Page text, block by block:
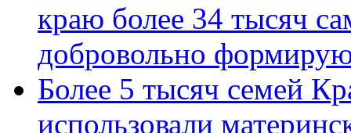
краю более 34 тысяч
добровольно
Более 5 тысяч семей
использовали